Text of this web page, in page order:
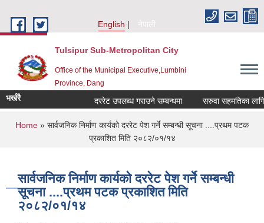
English
नेपाली
Tulsipur Sub-Metropolitan City
Office of the Municipal Executive,Lumbini
Province, Dang
भर्खरै दररेट उपलब्ध गराउने सम्बन्धमा सरुवा सहमतिका लागि
You are here
Home » सार्वजनिक निर्माण कार्यको दररेट पेश गर्ने सम्बन्धी सूचना ....प्रथम पटक
प्रकाशित मिति २०८२/०१/१४
सार्वजनिक निर्माण कार्यको दररेट पेश गर्ने सम्बन्धी
सूचना ....प्रथम पटक प्रकाशित मिति
२०८२/०१/१४